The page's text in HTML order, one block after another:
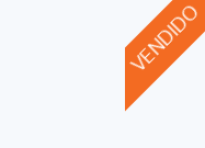
VENDIDO